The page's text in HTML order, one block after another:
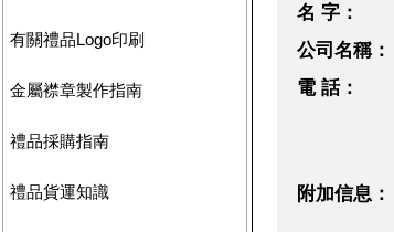
有關禮品Logo印刷
金屬襟章製作指南
禮品採購指南
禮品貨運知識
名 字：
公司名稱：
電 話：
附加信息：